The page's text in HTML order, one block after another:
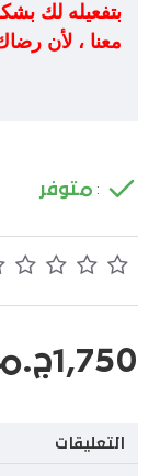
بتفعيله لك
معنا ، لأن
: متوفر
1,750ج.م
التعليقات